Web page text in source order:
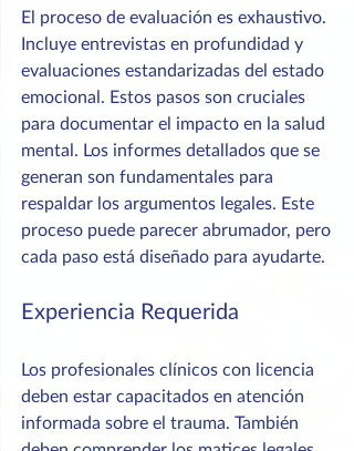
El proceso de evaluación es exhaustivo.
Incluye entrevistas en profundidad y
evaluaciones estandarizadas del estado
emocional. Estos pasos son cruciales
para documentar el impacto en la salud
mental. Los informes detallados que se
generan son fundamentales para
respaldar los argumentos legales. Este
proceso puede parecer abrumador, pero
cada paso está diseñado para ayudarte.
Experiencia Requerida
Los profesionales clínicos con licencia
deben estar capacitados en atención
informada sobre el trauma. También